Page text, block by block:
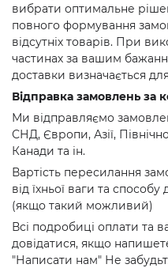
вибрати оптимальне
повного формування
відсутніх товарів. При
частинах за вашим
доставки визначається
Відправка замовлень за
Ми відправляємо
СНД, Європи, Азії,
Канади та ін.
Вартість пересилання
від їхньої ваги та
(якщо такий можливий)
Всі подробиці оплати та
довідатися, якщо
"Написати нам" Не